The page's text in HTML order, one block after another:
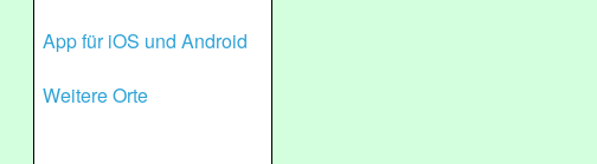
App für iOS und Android
Weitere Orte